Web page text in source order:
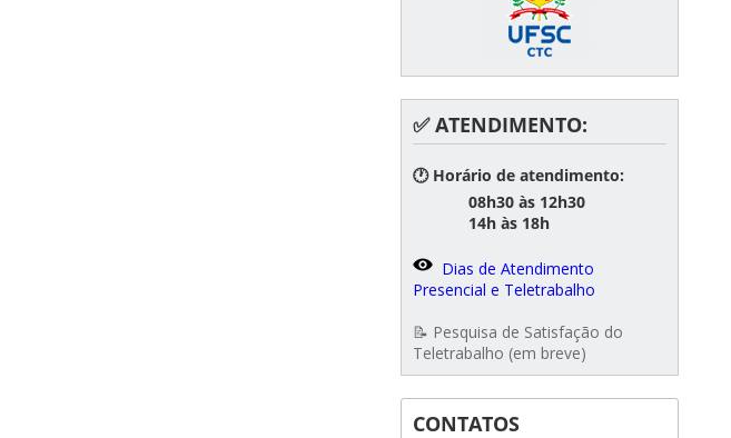
✅ ATENDIMENTO:
🕐 Horário de atendimento:
08h30 às 12h30
14h às 18h
Dias de Atendimento
Presencial e Teletrabalho
📝 Pesquisa de Satisfação do
Teletrabalho (em breve)
CONTATOS